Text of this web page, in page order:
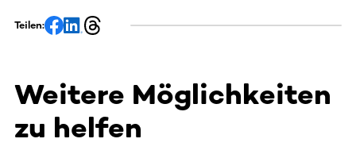
Teilen:
Weitere Möglichkeiten
zu helfen